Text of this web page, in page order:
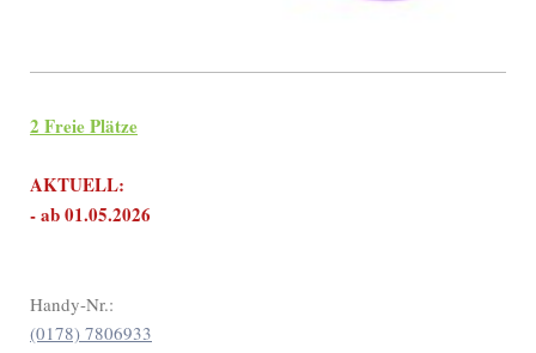
2 Freie Plätze
AKTUELL:
- ab 01.05.2026
Handy-Nr.:
(0178) 7806933